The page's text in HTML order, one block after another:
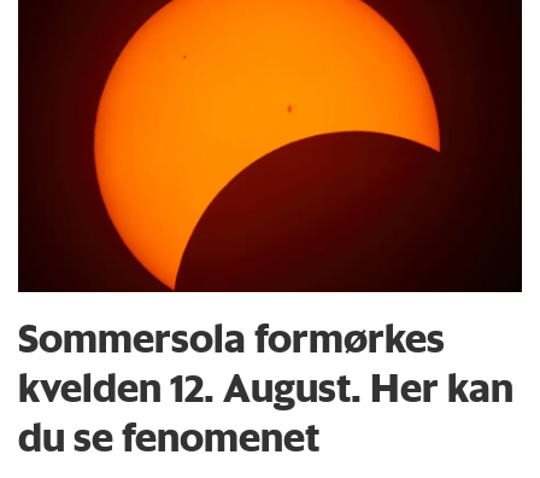
Sommersola formørkes
kvelden 12. August. Her kan
du se fenomenet